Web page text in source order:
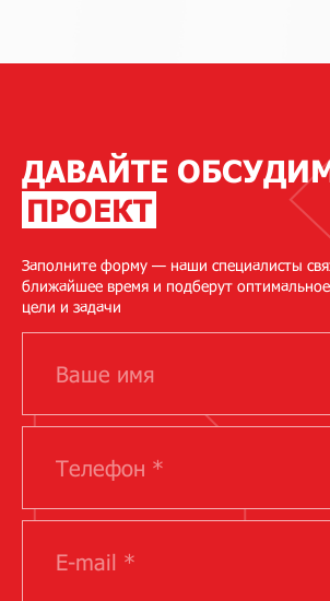
ДАВАЙТЕ
ПРОЕКТ
Заполните форму — наши специалисты
ближайшее время и подберут
цели и задачи